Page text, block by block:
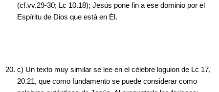
(cf.vv.29-30; Lc 10.18); Jesús pone fin a ese dominio por el
Espíritu de Dios que está en Él.
c) Un texto muy similar se lee en el célebre loguion de Lc 17,
20.21, que como fundamento se puede considerar como